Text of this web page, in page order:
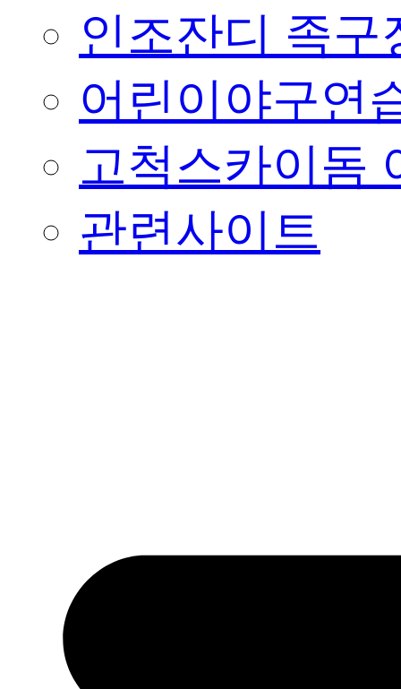
인조잔디 족구
어린이야구연
고척스카이돔
관련사이트